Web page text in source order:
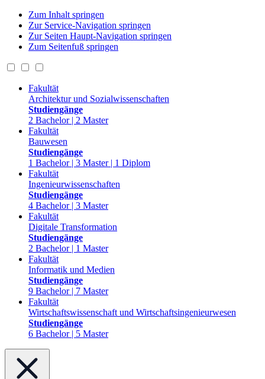
Zum Inhalt springen
Zur Service-Navigation springen
Zur Seiten Haupt-Navigation springen
Zum Seitenfuß springen
Fakultät
Architektur und Sozialwissenschaften
Studiengänge
2 Bachelor | 2 Master
Fakultät
Bauwesen
Studiengänge
1 Bachelor | 3 Master | 1 Diplom
Fakultät
Ingenieurwissenschaften
Studiengänge
4 Bachelor | 3 Master
Fakultät
Digitale Transformation
Studiengänge
2 Bachelor | 1 Master
Fakultät
Informatik und Medien
Studiengänge
9 Bachelor | 7 Master
Fakultät
Wirtschaftswissenschaft und Wirtschaftsingenieurwesen
Studiengänge
6 Bachelor | 5 Master